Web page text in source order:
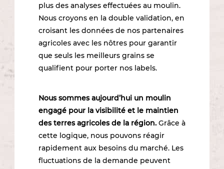
plus des analyses effectuées au moulin.
Nous croyons en la double validation, en
croisant les données de nos partenaires
agricoles avec les nôtres pour garantir
que seuls les meilleurs grains se
qualifient pour porter nos labels.
Nous sommes aujourd’hui un moulin
engagé pour la visibilité et le maintien
des terres agricoles de la région. Grâce à
cette logique, nous pouvons réagir
rapidement aux besoins du marché. Les
fluctuations de la demande peuvent